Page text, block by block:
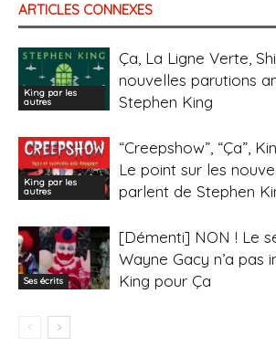
ARTICLES CONNEXES
King par les
autres
Ça, La Ligne Verte,
nouvelles parutions
Stephen King
King par les
autres
“Creepshow”, “Ça”,
Le point sur les
parlent de Stephen
Ses écrits
[Démenti] NON ! Le
Wayne Gacy n’a pas
King pour Ça